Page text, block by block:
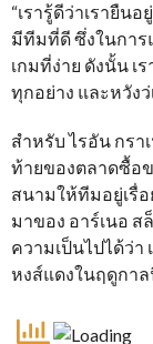
“เรารู้ดีว่าเรายืน
มีทีมที่ดี ซึ่งในการ
เกมที่ง่าย ดังนั้น เ
ทุกอย่าง และหวัง
สำหรับ ไรอัน กรา
ท้ายของตลาดซื้อ
สนามให้ทีมอยู่เรื่อ
มาของ อาร์เนอ
ความเป็นไปได้ว่
หงส์แดงในฤดูกา